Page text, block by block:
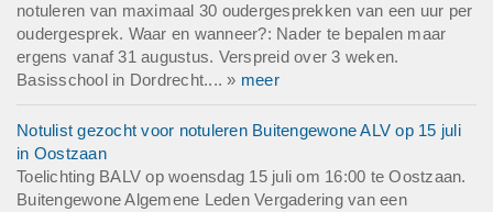
notuleren van maximaal 30 oudergesprekken van een uur per
oudergesprek. Waar en wanneer?: Nader te bepalen maar
ergens vanaf 31 augustus. Verspreid over 3 weken.
Basisschool in Dordrecht.... » meer
Notulist gezocht voor notuleren Buitengewone ALV op 15 juli
in Oostzaan
Toelichting BALV op woensdag 15 juli om 16:00 te Oostzaan.
Buitengewone Algemene Leden Vergadering van een